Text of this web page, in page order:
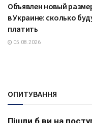
Объявлен новый
в Украине: сколько
платить
05.08.2026
ОПИТУВАННЯ